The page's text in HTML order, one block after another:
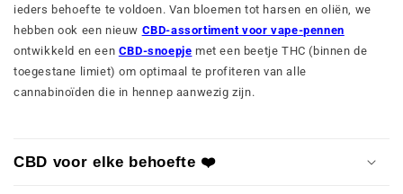
ieders behoefte te voldoen. Van bloemen tot harsen en oliën, we
hebben ook een nieuw CBD-assortiment voor vape-pennen
ontwikkeld en een CBD-snoepje met een beetje THC (binnen de
toegestane limiet) om optimaal te profiteren van alle
cannabinoïden die in hennep aanwezig zijn.
CBD voor elke behoefte ❤️